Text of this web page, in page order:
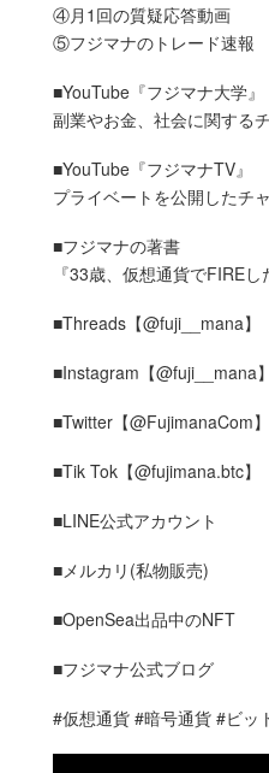
④月1回の質疑応答動画
⑤フジマナのトレード速報
■YouTube『フジマナ大学』
副業やお金、社会に関する
■YouTube『フジマナTV』
プライベートを公開したチ
■フジマナの著書
『33歳、仮想通貨でFIREし
■Threads【@fuji__mana】
■Instagram【@fuji__mana】
■Twitter【@FujimanaCom】
■Tik Tok【@fujimana.btc】
■LINE公式アカウント
■メルカリ(私物販売)
■OpenSea出品中のNFT
■フジマナ公式ブログ
#仮想通貨 #暗号通貨 #ビッ